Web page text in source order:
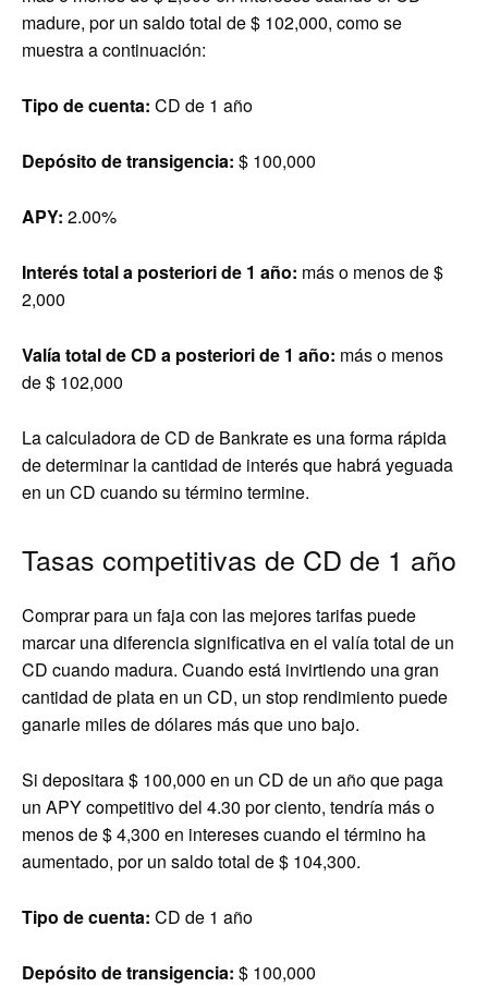
madure, por un saldo total de $ 102,000, como se
muestra a continuación:
Tipo de cuenta: CD de 1 año
Depósito de transigencia: $ 100,000
APY: 2.00%
Interés total a posteriori de 1 año: más o menos de $
2,000
Valía total de CD a posteriori de 1 año: más o menos
de $ 102,000
La calculadora de CD de Bankrate es una forma rápida
de determinar la cantidad de interés que habrá yeguada
en un CD cuando su término termine.
Tasas competitivas de CD de 1 año
Comprar para un faja con las mejores tarifas puede
marcar una diferencia significativa en el valía total de un
CD cuando madura. Cuando está invirtiendo una gran
cantidad de plata en un CD, un stop rendimiento puede
ganarle miles de dólares más que uno bajo.
Si depositara $ 100,000 en un CD de un año que paga
un APY competitivo del 4.30 por ciento, tendría más o
menos de $ 4,300 en intereses cuando el término ha
aumentado, por un saldo total de $ 104,300.
Tipo de cuenta: CD de 1 año
Depósito de transigencia: $ 100,000